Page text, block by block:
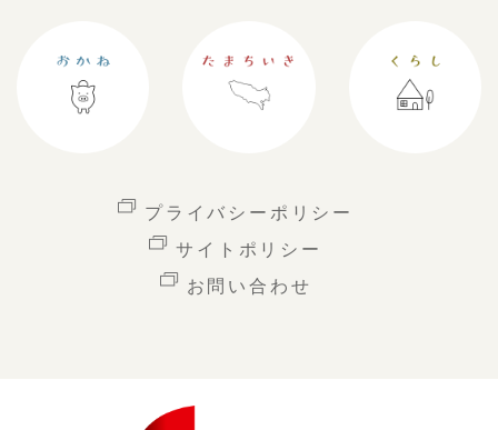
プライバシーポリシー
サイトポリシー
お問い合わせ